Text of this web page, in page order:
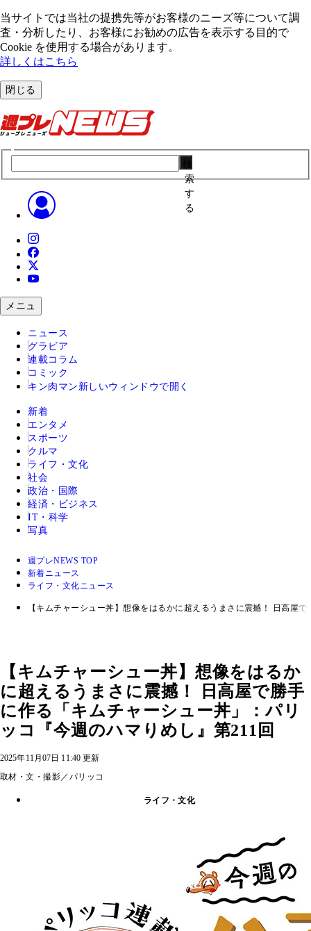
当サイトでは当社の提携先等がお客様のニーズ等について調
査・分析したり、お客様にお勧めの広告を表⽰する⽬的で
Cookie を使⽤する場合があります。
詳しくはこちら
閉じる
索
す
る
メニュ
ニュース
グラビア
連載コラム
コミック
キン肉マン 新しいウィンドウで開く
新着
エンタメ
スポーツ
クルマ
ライフ・文化
社会
政治・国際
経済・ビジネス
IT・科学
写真
週プレNEWS TOP
新着ニュース
ライフ・文化ニュース
【キムチャーシュー丼】想像をはるかに超えるうまさに震撼！ 日高屋
【キムチャーシュー丼】想像をはるか
に超えるうまさに震撼！ 日高屋で勝手
に作る「キムチャーシュー丼」：パリ
ッコ『今週のハマりめし』第211回
2025年11月07日 11:40 更新
取材・文・撮影／パリッコ
ライフ・文化